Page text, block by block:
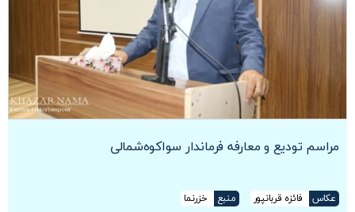
مراسم تودیع و معارفه فرماندار سوا‌کوه‌شمالی
عکاس فائزه قربانپور منبع
خزرنما